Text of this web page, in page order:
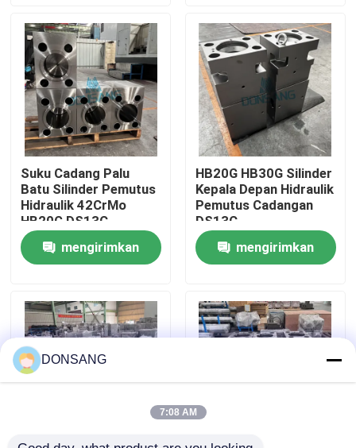
Produk
Tampilan VR
Tentang kami
Tur Pabrik
Kontrol kualitas
Permintaan Penawaran
Pemutus hidrolik excavator
Suku Cadang Palu
Batu Silinder Pemutus
Hidraulik 42CrMo
HB20G DS13C
mengirimkan
HB20G HB30G Silinder
Kepala Depan Hidraulik
Pemutus Cadangan
DS13C
mengirimkan
DONSANG
7:08 AM